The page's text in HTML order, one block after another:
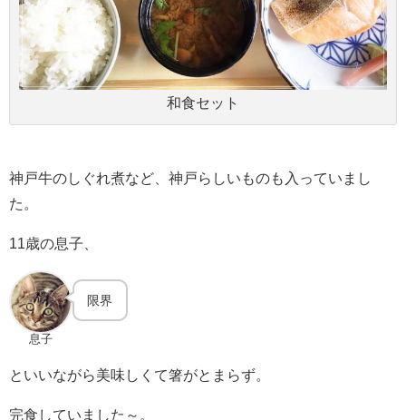
和食セット
神戸牛のしぐれ煮など、神戸らしいものも入っていまし
た。
11歳の息子、
息子
限界
といいながら美味しくて箸がとまらず。
完食していました～。